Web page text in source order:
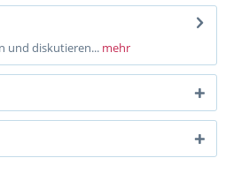
und diskutieren... mehr